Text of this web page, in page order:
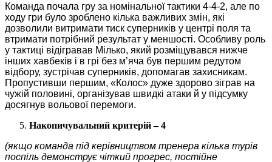
Команда почала гру за номінальної тактики 4-4-2, але по
ходу гри було зроблено кілька важливих змін, які
дозволили витримати тиск суперників у центрі поля та
втримати потрібний результат у меншості. Особливу роль
у тактиці відігравав Мілько, який розміщувався нижче
інших хавбеків і в грі без м’яча був першим редутом
відбору, зустрічав суперників, допомагав захисникам.
Пропустивши першим, «Колос» дуже здорово зіграв на
чужій половині, організував швидкі атаки й у підсумку
досягнув вольової перемоги.
Накопичувальний критерій – 4
(якщо команда під керівництвом тренера кілька турів
поспіль демонструє чіткий прогрес, постійне